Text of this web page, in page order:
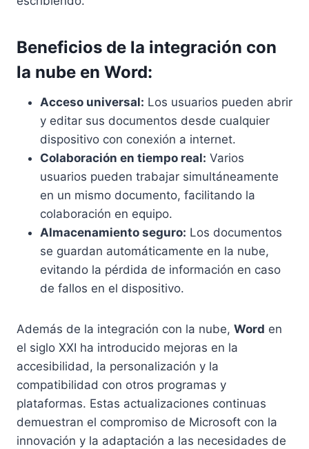
Beneficios de la integración con
la nube en Word:
Acceso universal: Los usuarios pueden abrir
y editar sus documentos desde cualquier
dispositivo con conexión a internet.
Colaboración en tiempo real: Varios
usuarios pueden trabajar simultáneamente
en un mismo documento, facilitando la
colaboración en equipo.
Almacenamiento seguro: Los documentos
se guardan automáticamente en la nube,
evitando la pérdida de información en caso
de fallos en el dispositivo.
Además de la integración con la nube, Word en
el siglo XXI ha introducido mejoras en la
accesibilidad, la personalización y la
compatibilidad con otros programas y
plataformas. Estas actualizaciones continuas
demuestran el compromiso de Microsoft con la
innovación y la adaptación a las necesidades de